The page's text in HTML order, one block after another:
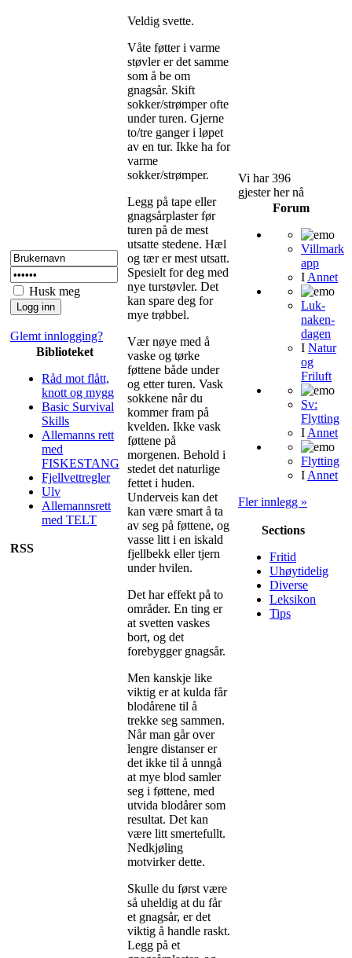
Husk meg
Glemt innlogging?
Biblioteket
Råd mot flått,
knott og mygg
Basic Survival
Skills
Allemanns rett
med
FISKESTANG
Fjellvettregler
Ulv
Allemannsrett
med TELT
RSS
Veldig svette.
Våte føtter i varme
støvler er det samme
som å be om
gnagsår. Skift
sokker/strømper ofte
under turen. Gjerne
to/tre ganger i løpet
av en tur. Ikke ha for
varme
sokker/strømper.
Legg på tape eller
gnagsårplaster før
turen på de mest
utsatte stedene. Hæl
og tær er mest utsatt.
Spesielt for deg med
nye turstøvler. Det
kan spare deg for
mye trøbbel.
Vær nøye med å
vaske og tørke
føttene både under
og etter turen. Vask
sokkene når du
kommer fram på
kvelden. Ikke vask
føttene på
morgenen. Behold i
stedet det naturlige
fettet i huden.
Underveis kan det
kan være smart å ta
av seg på føttene, og
vasse litt i en iskald
fjellbekk eller tjern
under hvilen.
Det har effekt på to
områder. En ting er
at svetten vaskes
bort, og det
forebygger gnagsår.
Men kanskje like
viktig er at kulda får
blodårene til å
trekke seg sammen.
Når man går over
lengre distanser er
det ikke til å unngå
at mye blod samler
seg i føttene, med
utvida blodårer som
resultat. Det kan
være litt smertefullt.
Nedkjøling
motvirker dette.
Skulle du først være
så uheldig at du får
et gnagsår, er det
viktig å handle raskt.
Legg på et
Vi har 396
gjester her nå
Forum
Villmark
app
I Annet
Luk-
naken-
dagen
I Natur
og
Friluft
Sv:
Flytting
I Annet
Flytting
I Annet
Fler innlegg »
Sections
Fritid
Uhøytidelig
Diverse
Leksikon
Tips